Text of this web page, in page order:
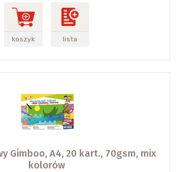
koszyk lista
Gimboo, A4, 20 kart., 70gsm, mix
kolorów